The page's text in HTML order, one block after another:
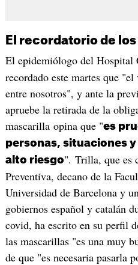
El recordatorio de
El epidemiólogo del Hospital
recordado este martes que
entre nosotros", y ante la
apruebe la retirada de la
mascarilla opina que "es
personas, situaciones
alto riesgo". Trilla, que es
Preventiva, decano de la
Universidad de Barcelona y
gobiernos español y catalán
covid, ha escrito en su perfil
las mascarillas "es una muy
de que "es necesaria pasarla